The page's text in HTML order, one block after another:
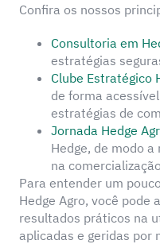
Confira os nossos
Consultoria em
estratégias
Clube Estratégico
de forma
estratégias de
Jornada Hedge
Hedge, de modo
na
Para entender um
Hedge Agro, você pode
resultados práticos na
aplicadas e geridas por